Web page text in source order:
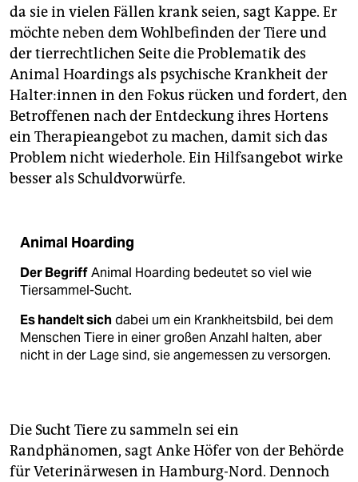
da sie in vielen Fällen krank seien, sagt Kappe. Er
möchte neben dem Wohlbefinden der Tiere und
der tierrechtlichen Seite die Problematik des
Animal Hoardings als psychische Krankheit der
Hal­te­r:in­nen in den Fokus rücken und fordert, den
Betroffenen nach der Entdeckung ihres Hortens
ein Therapieangebot zu machen, damit sich das
Problem nicht wiederhole. Ein Hilfsangebot wirke
besser als Schuldvorwürfe.
Animal Hoarding
Der BegriffAnimal Hoarding bedeutet so viel wie
Tiersammel-Sucht.
Es handelt sichdabei um ein Krankheitsbild, bei dem
Menschen Tiere in einer großen Anzahl halten, aber
nicht in der Lage sind, sie angemessen zu versorgen.
Die Sucht Tiere zu sammeln sei ein
Randphänomen, sagt Anke Höfer von der Behörde
für Veterinärwesen in Hamburg-Nord. Dennoch